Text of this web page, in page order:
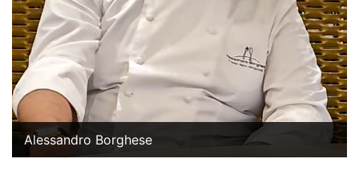
Alessandro Borghese